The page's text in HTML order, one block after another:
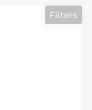
Filters